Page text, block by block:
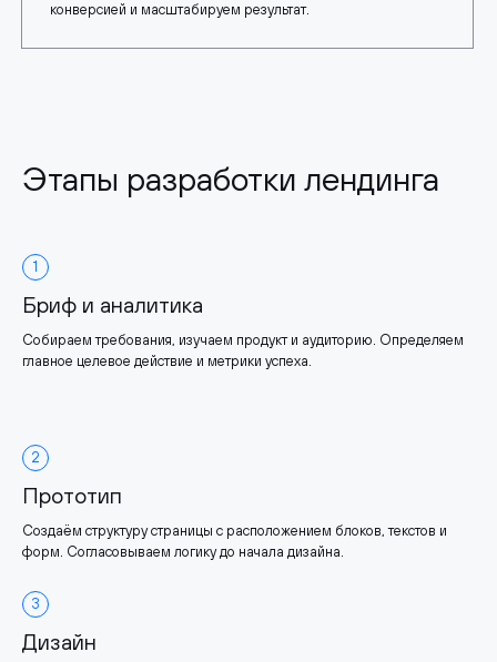
конверсией и масштабируем результат.
Этапы разработки лендинга
1
Бриф и аналитика
Собираем требования, изучаем продукт и аудиторию. Определяем
главное целевое действие и метрики успеха.
2
Прототип
Создаём структуру страницы с расположением блоков, текстов и
форм. Согласовываем логику до начала дизайна.
3
Дизайн